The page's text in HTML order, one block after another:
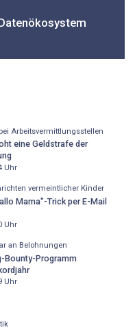
Arbeitsvermittlungsstellen
eine Geldstrafe der
Uhr
vermeintlicher Kinder
Mama"-Trick per E-Mail
Uhr
an Belohnungen
Bounty-Programm
Uhr